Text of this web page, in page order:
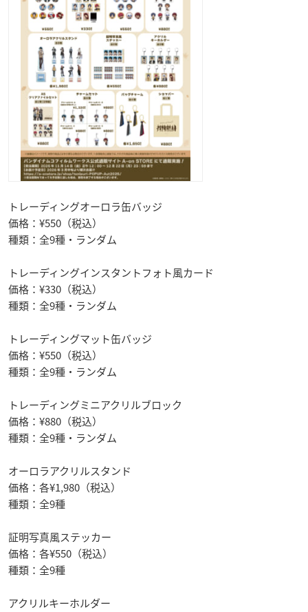
トレーディングオーロラ缶バッジ
価格：¥550（税込）
種類：全9種・ランダム
トレーディングインスタントフォト風カード
価格：¥330（税込）
種類：全9種・ランダム
トレーディングマット缶バッジ
価格：¥550（税込）
種類：全9種・ランダム
トレーディングミニアクリルブロック
価格：¥880（税込）
種類：全9種・ランダム
オーロラアクリルスタンド
価格：各¥1,980（税込）
種類：全9種
証明写真風ステッカー
価格：各¥550（税込）
種類：全9種
アクリルキーホルダー